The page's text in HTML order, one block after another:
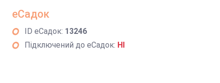
еСадок
ID еСадок: 13246
Підключений до еСадок: НІ